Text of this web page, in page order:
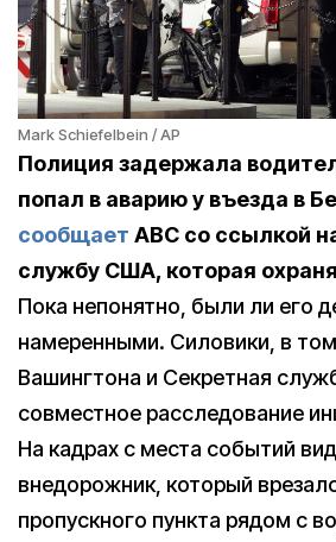
Mark Schiefelbein / AP
Полиция задержала
попал в аварию у въезда в
сообщает ABC со ссылкой
службу США, которая
Пока непонятно, были ли его
намеренными. Силовики, в
Вашингтона и Секретная
совместное расследование
На кадрах с места событий
внедорожник, который
пропускного пункта рядом с